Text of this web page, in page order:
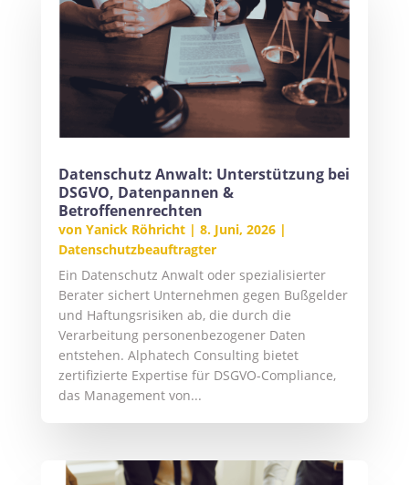
Datenschutz Anwalt: Unterstützung bei
DSGVO, Datenpannen &
Betroffenenrechten
von Yanick Röhricht| 8. Juni, 2026|
Datenschutzbeauftragter
Ein Datenschutz Anwalt oder spezialisierter
Berater sichert Unternehmen gegen Bußgelder
und Haftungsrisiken ab, die durch die
Verarbeitung personenbezogener Daten
entstehen. Alphatech Consulting bietet
zertifizierte Expertise für DSGVO-Compliance,
das Management von...